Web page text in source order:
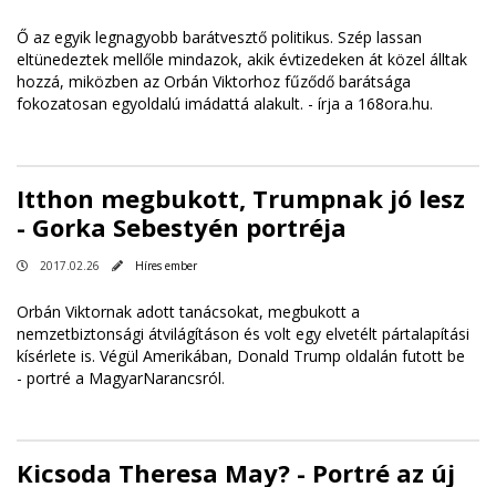
Ő az egyik legnagyobb barátvesztő politikus. Szép lassan
eltünedeztek mellőle mindazok, akik évtizedeken át közel álltak
hozzá, miközben az Orbán Viktorhoz fűződő barátsága
fokozatosan egyoldalú imádattá alakult. - írja a 168ora.hu.
Itthon megbukott, Trumpnak jó lesz
- Gorka Sebestyén portréja
2017.02.26 Híres ember
Orbán Viktornak adott tanácsokat, megbukott a
nemzetbiztonsági átvilágításon és volt egy elvetélt pártalapítási
kísérlete is. Végül Amerikában, Donald Trump oldalán futott be
- portré a MagyarNarancsról.
Kicsoda Theresa May? - Portré az új